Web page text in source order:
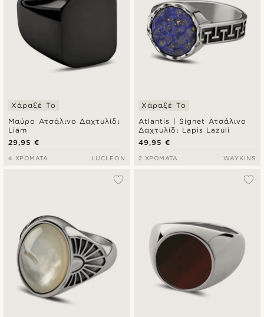
Μαύρο Ατσάλινο Δαχτυλίδι
Liam
Χάραξέ Το
29,95 €
4 ΧΡΏΜΑΤΑ LUCLEON
Atlantis | Signet Ατσάλινο
Δαχτυλίδι Lapis Lazuli
Χάραξέ Το
49,95 €
2 ΧΡΏΜΑΤΑ WAYKINS